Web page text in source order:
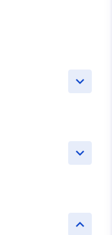
keyboard_arrow_down
keyboard_arrow_down
keyboard_arrow_up